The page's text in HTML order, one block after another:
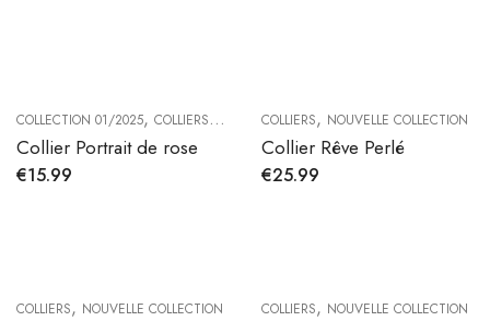
COLLECTION 01/2025, COLLIERS, NOUVELLE COLLECTION
Collier Portrait de rose
€15.99
COLLIERS, NOUVELLE COLLECTION
Collier Rêve Perlé
€25.99
COLLIERS, NOUVELLE COLLECTION COLLIERS, NOUVELLE COLLECTION